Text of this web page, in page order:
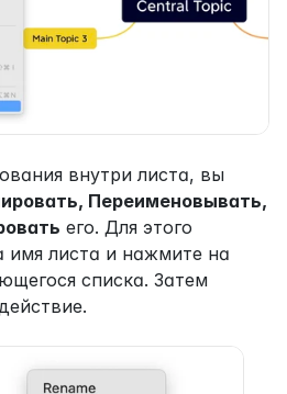
внутри листа, вы
Переименовывать,
его. Для этого
листа и нажмите на
списка. Затем